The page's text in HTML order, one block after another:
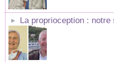
La proprioception :